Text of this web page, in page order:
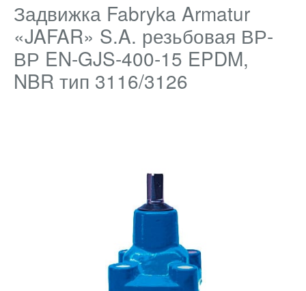
Задвижка Fabryka Armatur
«JAFAR» S.A. резьбовая ВР-
ВР EN-GJS-400-15 EPDM,
NBR тип 3116/3126